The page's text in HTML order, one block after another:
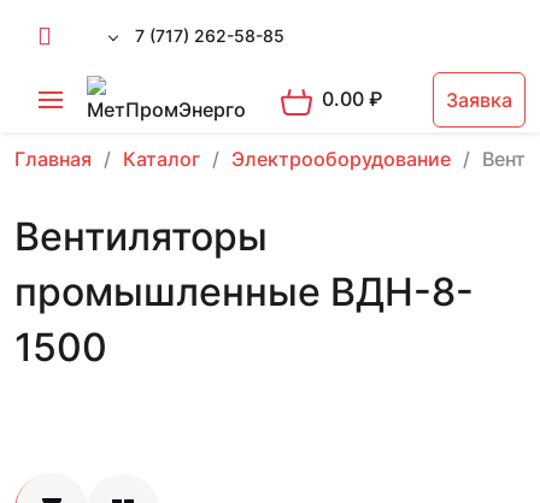
7 (717) 262-58-85
0.00₽ Заявка
Главная Каталог Электрооборудование
Вентиляторы
промышленные ВДН-8-
1500